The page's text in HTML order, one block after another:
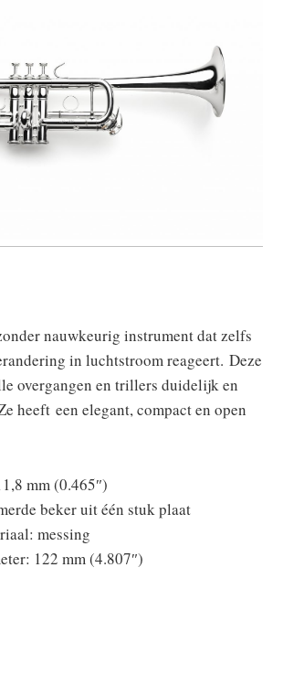
nauwkeurig instrument dat zelfs
in luchtstroom reageert. Deze
overgangen en trillers duidelijk en
heeft een elegant, compact en open
mm (0.465″)
beker uit één stuk plaat
messing
122 mm (4.807″)